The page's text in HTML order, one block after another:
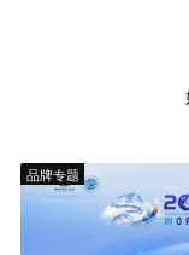
品牌专题